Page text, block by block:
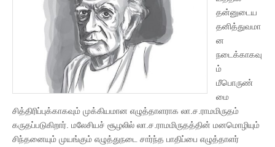
தன்னுடைய
தனித்துவமா
ன
நடைக்காகவு
ம்
மீபொருண்
மை
சித்திரிப்புக்காகவும் முக்கியமான எழுத்தாளராக லா.ச.ராமமிருதம்
கருதப்படுகிறார். மலேசியச் சூழலில் லா.ச.ராமமிருதத்தின் மனமொழியும்
சிந்தனையும் முயங்கும் எழுத்துநடை சார்ந்த பாதிப்பை எழுத்தாளர்